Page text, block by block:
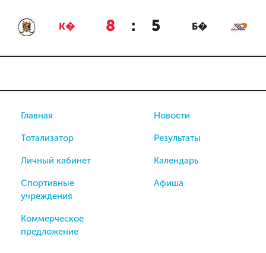
К� 8 : 5 Б�
Главная
Тотализатор
Личный кабинет
Спортивные
учреждения
Коммерческое
предложение
Новости
Результаты
Календарь
Афиша